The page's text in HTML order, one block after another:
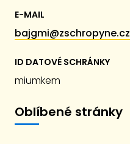
E-MAIL
bajgmi@zschropyne.cz
ID DATOVÉ SCHRÁNKY
miumkem
Oblíbené stránky